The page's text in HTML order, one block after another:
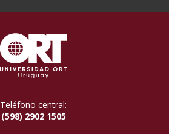
Teléfono central:
(598) 2902 1505